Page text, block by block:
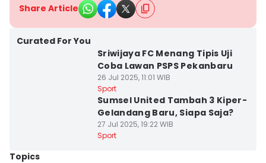
Share Article
Curated For You
Sriwijaya FC Menang Tipis Uji
Coba Lawan PSPS Pekanbaru
26 Jul 2025, 11:01 WIB
Sport
Sumsel United Tambah 3 Kiper-
Gelandang Baru, Siapa Saja?
27 Jul 2025, 19:22 WIB
Sport
Topics